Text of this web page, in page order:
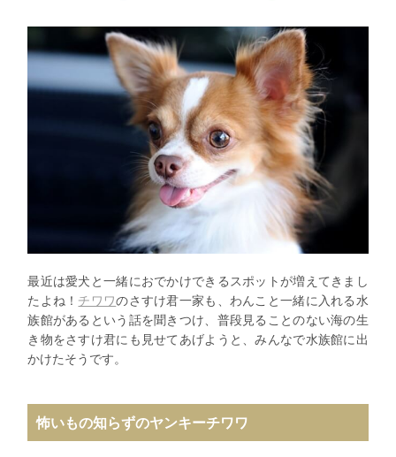
最近は愛犬と一緒におでかけできるスポットが増えてきまし
たよね！ チワワのさすけ君一家も、わんこと一緒に入れる水
族館があるという話を聞きつけ、普段見ることのない海の生
き物をさすけ君にも見せてあげようと、みんなで水族館に出
かけたそうです。
怖いもの知らずのヤンキーチワワ